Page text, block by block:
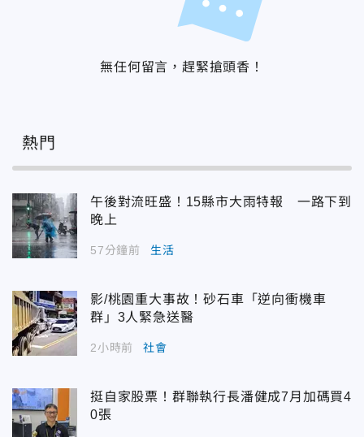
無任何留言，趕緊搶頭香！
熱門
午後對流旺盛！15縣市大雨特報 一路下到
晚上
57分鐘前 生活
影/桃園重大事故！砂石車「逆向衝機車
群」3人緊急送醫
2小時前 社會
挺自家股票！群聯執行長潘健成7月加碼買4
0張